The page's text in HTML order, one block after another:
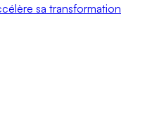
sa transformation